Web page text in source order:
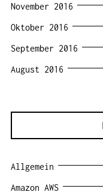
November 2016
Oktober 2016
September 2016
August 2016
Allgemein
Amazon AWS